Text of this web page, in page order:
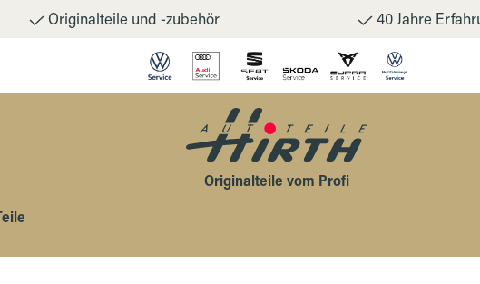
Originalteile und -zubehör 40 Jahre
Originalteile vom Profi